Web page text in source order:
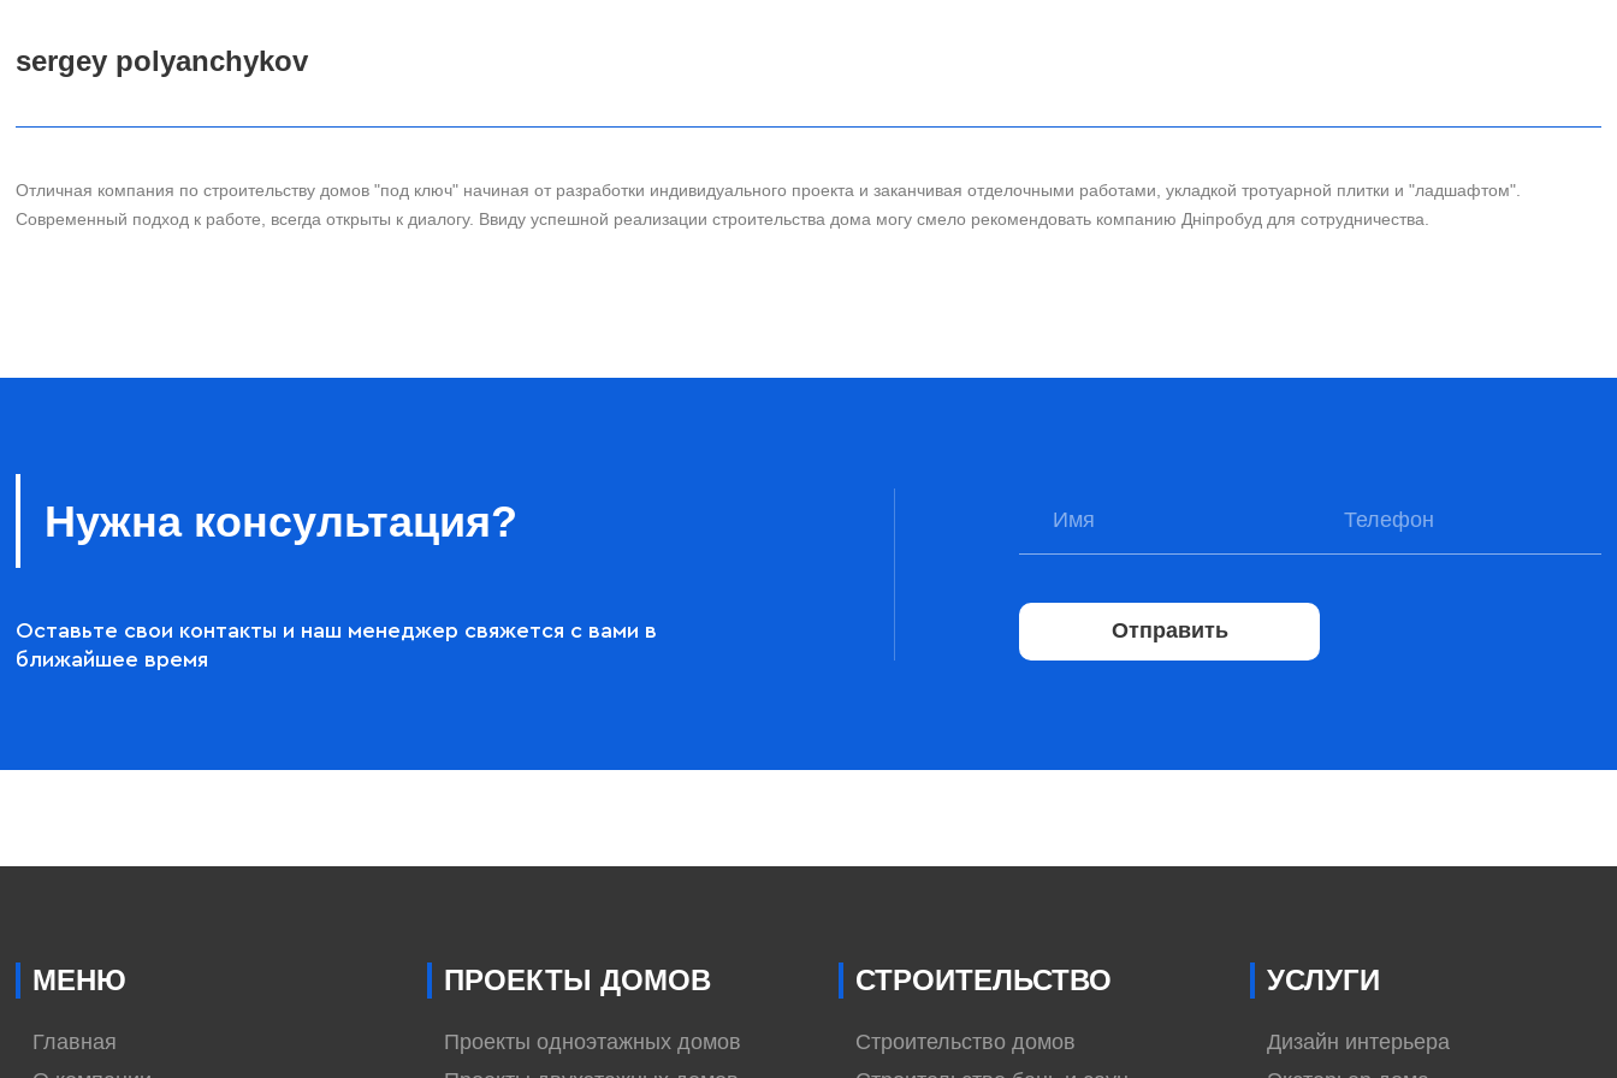
напольным покрытием является кафель-мрамор. Для комфортного обогрева спален было введено инновационное решение, а именно монтаж
канальными кондиционерами Daikin. Строительство выполнялось по комплексному договору подряда, начиная от геодезических изысканий и
sergey polyanchykov
Отличная компания по строительству домов "под ключ" начиная от разработки индивидуального проекта и заканчивая отделочными работами, укладкой тротуарной плитки и "ладшафтом".
Современный подход к работе, всегда открыты к диалогу. Ввиду успешной реализации строительства дома могу смело рекомендовать компанию Дніпробуд для сотрудничества.
Нужна консультация?
Оставьте свои контакты и наш менеджер свяжется с вами в
ближайшее время
Отправить
МЕНЮ
Главная
ПРОЕКТЫ ДОМОВ
Проекты одноэтажных домов
СТРОИТЕЛЬСТВО
Строительство домов
УСЛУГИ
Дизайн интерьера